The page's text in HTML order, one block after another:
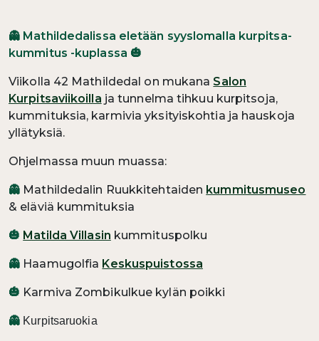
👻 Mathildedalissa eletään syyslomalla kurpitsa-
kummitus -kuplassa 🎃
Viikolla 42 Mathildedal on mukana Salon
Kurpitsaviikoilla ja tunnelma tihkuu kurpitsoja,
kummituksia, karmivia yksityiskohtia ja hauskoja
yllätyksiä.
Ohjelmassa muun muassa:
👻 Mathildedalin Ruukkitehtaiden kummitusmuseo
& eläviä kummituksia
🎃 Matilda Villasin kummituspolku
👻 Haamugolfia Keskuspuistossa
🎃 Karmiva Zombikulkue kylän poikki
👻 Kurpitsaruokia